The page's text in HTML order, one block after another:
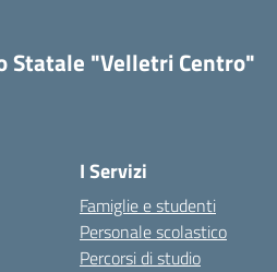
Statale "Velletri Centro"
I Servizi
Famiglie e studenti
Personale scolastico
Percorsi di studio